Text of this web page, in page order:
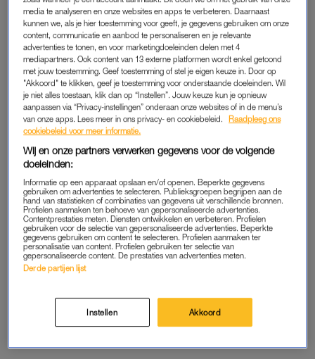
'De echoscopiste draaide zich
naar ons toe en zei: 'Houd je
vast, het is tóch een tweeling''
LEES OOK
Ik bedoel: er was een tijd dat mijn grootste
kwijt te raken tijdens een avondje uit. Nu ben ik ineens iemand
doekjes en ‘nana’s’ de deur uitgaat, plus moeiteloos het
avondeten klaar staat te maken met een kind van twaalf kilo
op de heup. Wie ís deze vrouw?
Het moederschap had bij mij overigens geen zachtroze begin.
Zoals Lady Di ooit zo elegant verwoordde: “
laat ik de details achterwege, maar geloof me: het was een
hobbelige weg. Maar hier leerde ik meteen les één van het
media te analyseren en onze websites en apps te verbeteren. Daarnaast
kunnen we, als je hier toestemming voor geeft, je gegevens gebruiken om onze
content, communicatie en aanbod te personaliseren en je relevante
advertenties te tonen, en voor marketingdoeleinden delen met 4
mediapartners. Ook content van 13 externe platformen wordt enkel getoond
met jouw toestemming. Geef toestemming of stel je eigen keuze in. Door op
"Akkoord" te klikken, geef je toestemming voor onderstaande doeleinden. Wil
je niet alles toestaan, klik dan op “Instellen”. Jouw keuze kun je opnieuw
aanpassen via “Privacy-instellingen” onderaan onze websites of in de menu’s
van onze apps. Lees meer in ons privacy- en cookiebeleid.
Raadpleeg ons
cookiebeleid voor meer informatie.
Wij en onze partners verwerken gegevens voor de volgende
doeleinden:
Informatie op een apparaat opslaan en/of openen. Beperkte gegevens
gebruiken om advertenties te selecteren. Publieksgroepen begrijpen aan de
hand van statistieken of combinaties van gegevens uit verschillende bronnen.
Profielen aanmaken ten behoeve van gepersonaliseerde advertenties.
Contentprestaties meten. Diensten ontwikkelen en verbeteren. Profielen
gebruiken voor de selectie van gepersonaliseerde advertenties. Beperkte
gegevens gebruiken om content te selecteren. Profielen aanmaken ter
personalisatie van content. Profielen gebruiken ter selectie van
gepersonaliseerde content. De prestaties van advertenties meten.
Derde partijen lijst
Instellen Akkoord